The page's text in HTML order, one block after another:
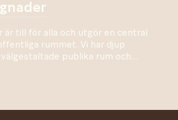
är till för alla och utgör en central
rummet. Vi har djup
publika rum och